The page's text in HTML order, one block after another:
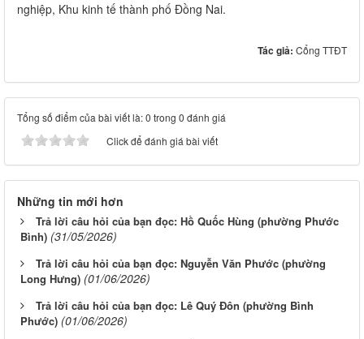
nghiệp, Khu kinh tế thành phố Đồng Nai.
Tác giả: Cổng TTĐT
Tổng số điểm của bài viết là: 0 trong 0 đánh giá
Click để đánh giá bài viết
Những tin mới hơn
Trả lời câu hỏi của bạn đọc: Hồ Quốc Hùng (phường Phước
Bình) (31/05/2026)
Trả lời câu hỏi của bạn đọc: Nguyễn Văn Phước (phường
Long Hưng) (01/06/2026)
Trả lời câu hỏi của bạn đọc: Lê Quý Đôn (phường Bình
Phước) (01/06/2026)